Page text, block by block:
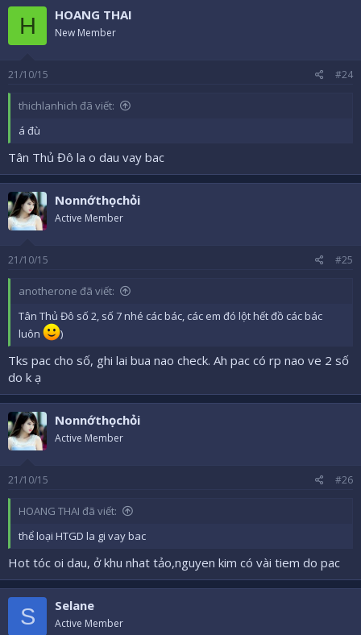
H HOANG THAI
New Member
21/10/15 #24
thichlanhich đã viết:
á đù
Tân Thủ Đô la o dau vay bac
Nonnớthọchỏi
Active Member
21/10/15 #25
anotherone đã viết:
Tân Thủ Đô số 2, số 7 nhé các bác, các em đó lột hết đồ các bác
luôn
)
Tks pac cho số, ghi lai bua nao check. Ah pac có rp nao ve 2 số
do k ạ
Nonnớthọchỏi
Active Member
21/10/15 #26
HOANG THAI đã viết:
thể loại HTGD la gi vay bac
Hot tóc oi dau, ở khu nhat tảo,nguyen kim có vài tiem do pac
S Selane
Active Member